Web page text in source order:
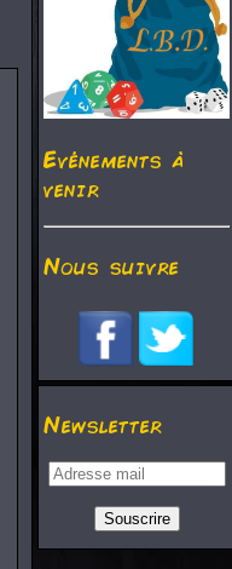
Evénements à
venir
Nous suivre
Newsletter